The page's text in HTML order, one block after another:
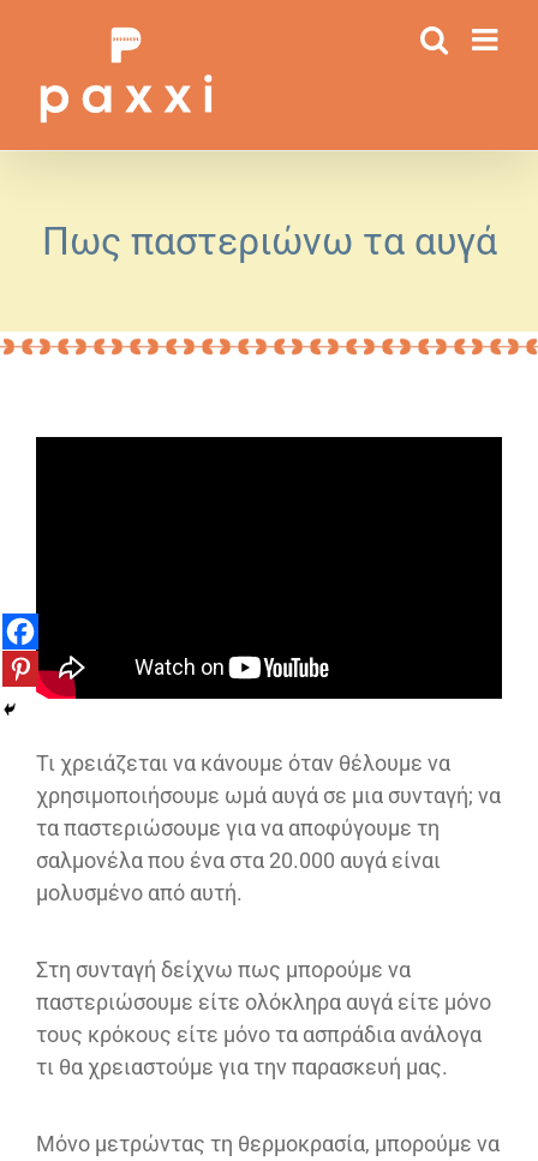
περιεχόμενο
Πως παστεριώνω τα αυγά
Τι χρειάζεται να κάνουμε όταν θέλουμε να
χρησιμοποιήσουμε ωμά αυγά σε μια συνταγή; να
τα παστεριώσουμε για να αποφύγουμε τη
σαλμονέλα που ένα στα 20.000 αυγά είναι
μολυσμένο από αυτή.
Στη συνταγή δείχνω πως μπορούμε να
παστεριώσουμε είτε ολόκληρα αυγά είτε μόνο
τους κρόκους είτε μόνο τα ασπράδια ανάλογα
τι θα χρειαστούμε για την παρασκευή μας.
Μόνο μετρώντας τη θερμοκρασία, μπορούμε να